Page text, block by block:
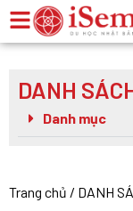
DANH
Danh mục
Trang chủ / DANH